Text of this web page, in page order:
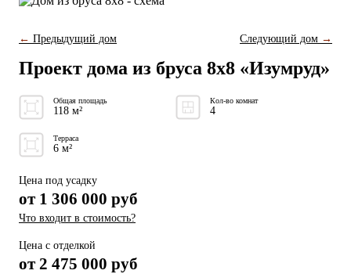
← Предыдущий дом Следующий дом →
Проект дома из бруса 8x8 «Изумруд»
Общая площадь
118 м²
Кол-во комнат
4
Терраса
6 м²
Цена под усадку
от 1 306 000 руб
Что входит в стоимость?
Цена с отделкой
от 2 475 000 руб